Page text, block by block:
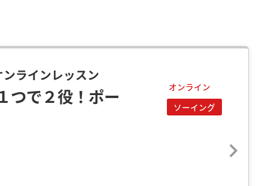
オンライン
ソーイング
ラインレッスン
つで２役！ポー